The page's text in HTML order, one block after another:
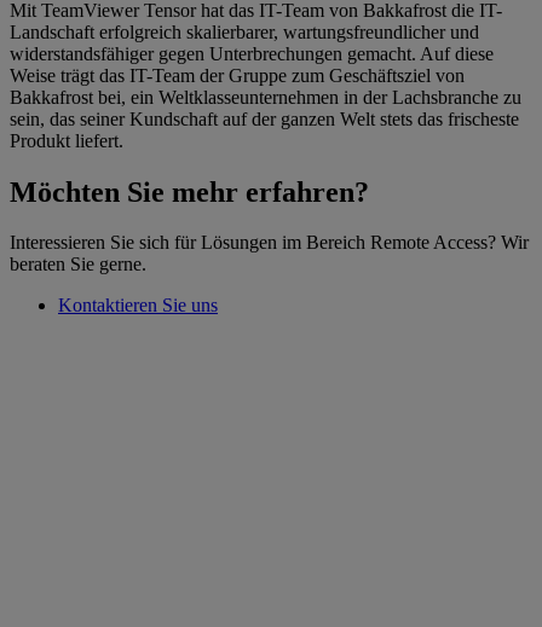
Mit TeamViewer Tensor hat das IT-Team von Bakkafrost die IT-
Landschaft erfolgreich skalierbarer, wartungsfreundlicher und
widerstandsfähiger gegen Unterbrechungen gemacht. Auf diese
Weise trägt das IT-Team der Gruppe zum Geschäftsziel von
Bakkafrost bei, ein Weltklasseunternehmen in der Lachsbranche zu
sein, das seiner Kundschaft auf der ganzen Welt stets das frischeste
Produkt liefert.
Möchten Sie mehr erfahren?
Interessieren Sie sich für Lösungen im Bereich Remote Access? Wir
beraten Sie gerne.
Kontaktieren Sie uns